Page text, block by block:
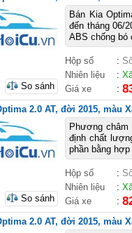
Bán Kia
đến tháng 06/
ABS chống bó
Hộp số :
Nhiên liệu
:
Giá xe
:
So sánh
2.0 AT, đời 2015, màu
Phương
định chất
phần bằng
Hộp số :
Nhiên liệu
:
Giá xe
:
So sánh
2.0 AT, đời 2015, màu